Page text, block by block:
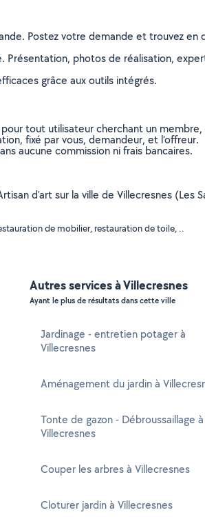
Postez votre demande et trouvez
photos de réalisation,
grâce aux outils intégrés.
tout utilisateur cherchant un
fixé par vous, demandeur, et l’offreur.
aucune commission ni frais bancaires.
d'art sur la ville de Villecresnes (Les
de mobilier, restauration de toile, ..
Autres services à Villecresnes
Ayant le plus de résultats dans cette ville
Jardinage - entretien potager à
Villecresnes
Aménagement du jardin à
Tonte de gazon - Débroussaillage à
Villecresnes
Couper les arbres à Villecresnes
Cloturer jardin à Villecresnes